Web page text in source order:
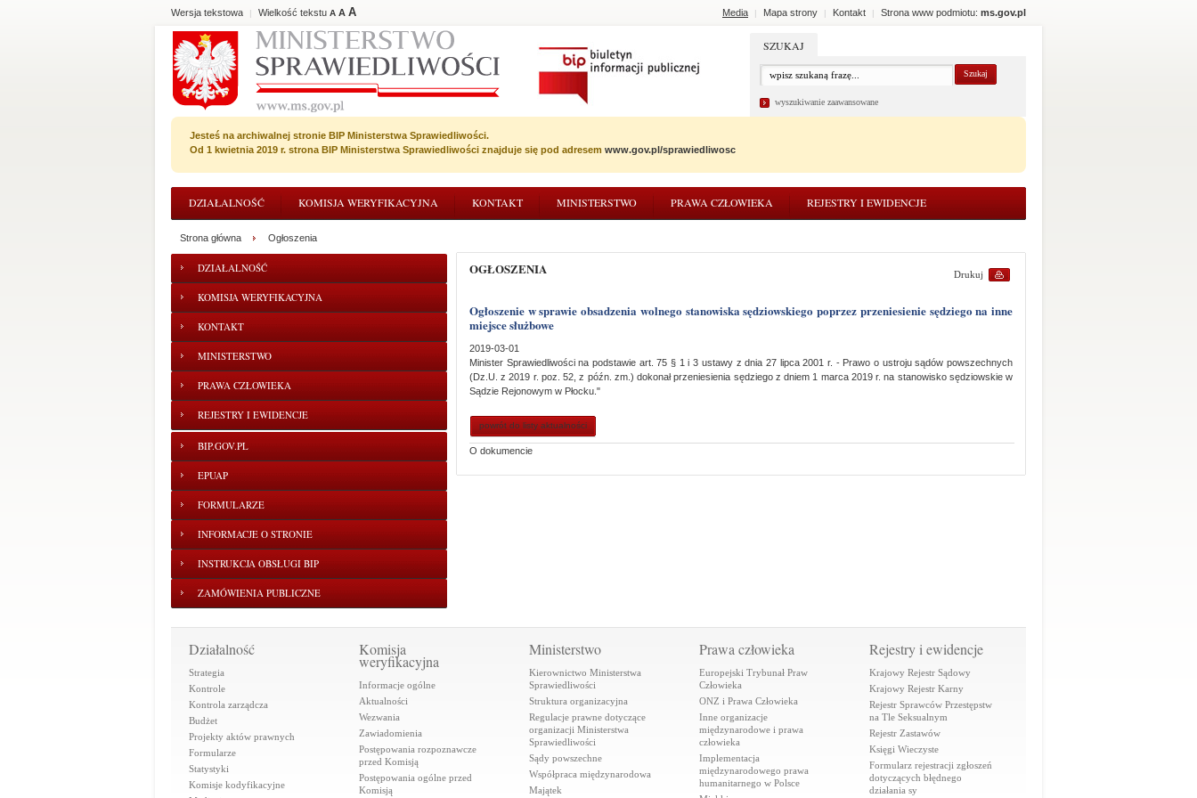
Media | Mapa strony | Kontakt | Strona www podmiotu: ms.gov.pl
Wersja tekstowa | Wielkość tekstu A A A
SZUKAJ
wyszukiwanie zaawansowane
Jesteś na archiwalnej stronie BIP Ministerstwa Sprawiedliwości.
Od 1 kwietnia 2019 r. strona BIP Ministerstwa Sprawiedliwości znajduje się pod adresem www.gov.pl/sprawiedliwosc
DZIAŁALNOŚĆ KOMISJA WERYFIKACYJNA KONTAKT MINISTERSTWO PRAWA CZŁOWIEKA REJESTRY I EWIDENCJE
DZIAŁALNOŚĆ
KOMISJA WERYFIKACYJNA
KONTAKT
MINISTERSTWO
PRAWA CZŁOWIEKA
REJESTRY I EWIDENCJE
BIP.GOV.PL
EPUAP
FORMULARZE
INFORMACJE O STRONIE
INSTRUKCJA OBSŁUGI BIP
ZAMÓWIENIA PUBLICZNE
Strona główna Ogłoszenia
Drukuj
OGŁOSZENIA
Ogłoszenie w sprawie obsadzenia wolnego stanowiska sędziowskiego poprzez przeniesienie sędziego na inne
miejsce służbowe
2019-03-01
Minister Sprawiedliwości na podstawie art. 75 § 1 i 3 ustawy z dnia 27 lipca 2001 r. - Prawo o ustroju sądów powszechnych
(Dz.U. z 2019 r. poz. 52, z późn. zm.) dokonał przeniesienia sędziego z dniem 1 marca 2019 r. na stanowisko sędziowskie w
Sądzie Rejonowym w Płocku."
powrót do listy aktualności
O dokumencie
Działalność
Strategia
Kontrole
Kontrola zarządcza
Budżet
Projekty aktów prawnych
Formularze
Statystyki
Komisje kodyfikacyjne
Komisja
weryfikacyjna
Informacje ogólne
Aktualności
Wezwania
Zawiadomienia
Postępowania rozpoznawcze
przed Komisją
Postępowania ogólne przed
Komisją
Ministerstwo
Kierownictwo Ministerstwa
Sprawiedliwości
Struktura organizacyjna
Regulacje prawne dotyczące
organizacji Ministerstwa
Sprawiedliwości
Sądy powszechne
Współpraca międzynarodowa
Majątek
Prawa człowieka
Europejski Trybunał Praw
Człowieka
ONZ i Prawa Człowieka
Inne organizacje
międzynarodowe i prawa
człowieka
Implementacja
międzynarodowego prawa
humanitarnego w Polsce
Rejestry i ewidencje
Krajowy Rejestr Sądowy
Krajowy Rejestr Karny
Rejestr Sprawców Przestępstw
na Tle Seksualnym
Rejestr Zastawów
Księgi Wieczyste
Formularz rejestracji zgłoszeń
dotyczących błędnego
działania sy